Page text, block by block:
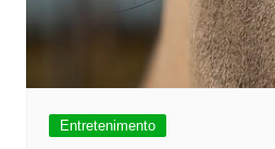
Entretenimento